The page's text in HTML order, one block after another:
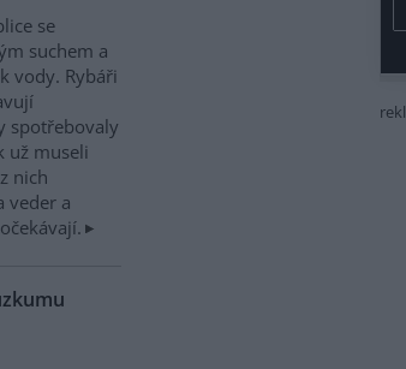
se
suchem a
vody. Rybáři
spotřebovaly
už museli
nich
veder a